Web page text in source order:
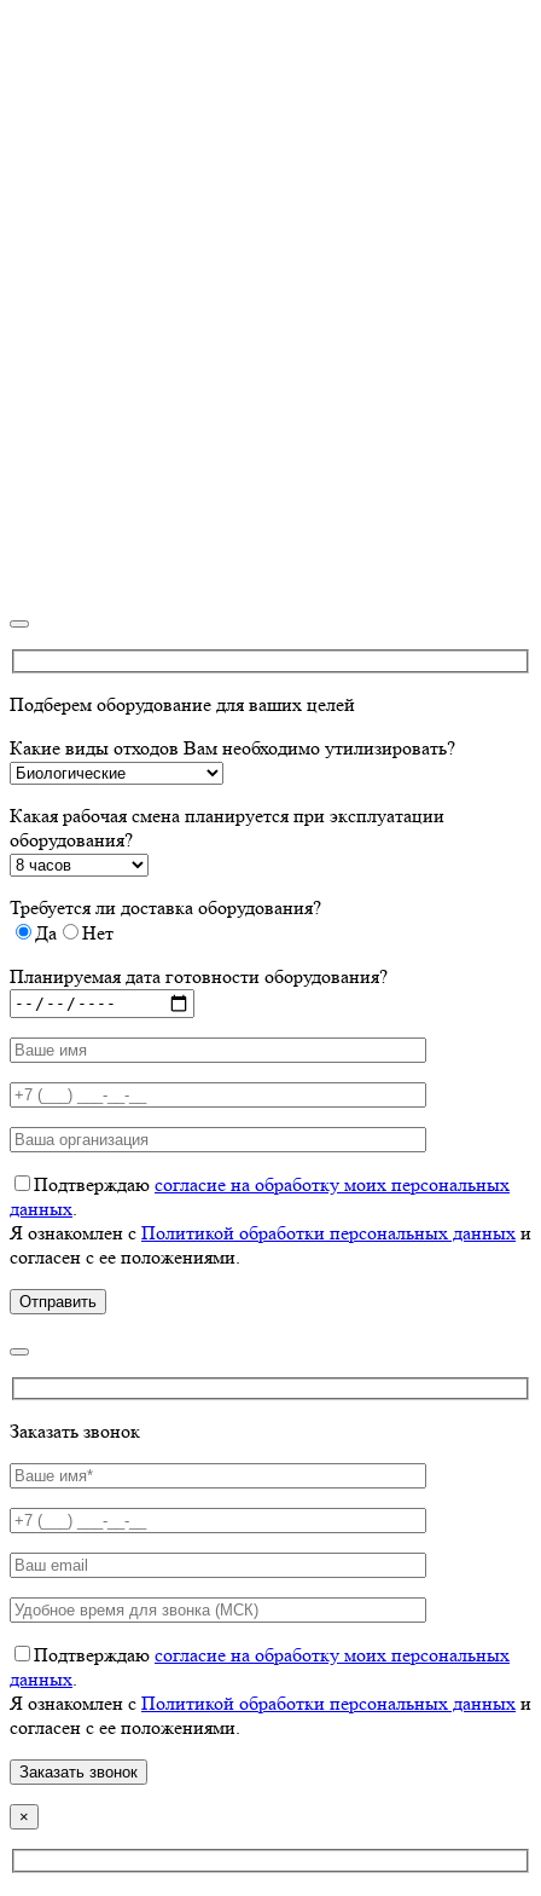
Подберем оборудование для ваших целей
Какие виды отходов Вам необходимо утилизировать?
Какая рабочая смена планируется при эксплуатации
оборудования?
Требуется ли доставка оборудования?
Да
Нет
Планируемая дата готовности оборудования?
Подтверждаю согласие на обработку моих персональных
данных
Я ознакомлен с Политикой обработки персональных данных и
согласен с ее положениями.
Заказать звонок
Подтверждаю согласие на обработку моих персональных
данных.
Я ознакомлен с Политикой обработки персональных данных и
согласен с ее положениями.
×